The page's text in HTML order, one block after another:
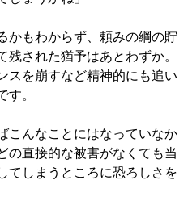
かもわからず、頼みの綱の貯
残された猶予はあとわずか。
スを崩すなど精神的にも追い
す。
こんなことにはなっていなか
の直接的な被害がなくても当
てしまうところに恐ろしさを